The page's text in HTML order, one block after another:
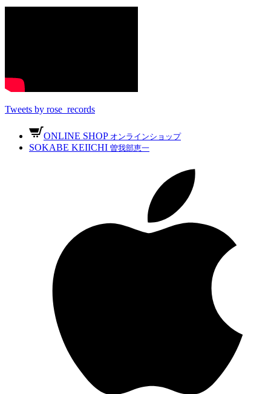
Tweets by rose_records
ONLINE SHOP オンラインショップ
SOKABE KEIICHI 曽我部恵一